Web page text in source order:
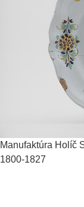
Manufaktúra Holíč
1800-1827